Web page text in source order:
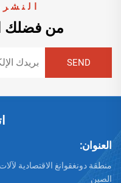
من فضلك
العنوان:
منطقة دونغقوانغ الاقتصادية
الصين